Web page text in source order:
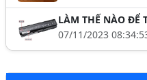
LÀM THẾ NÀO ĐỂ
07/11/2023